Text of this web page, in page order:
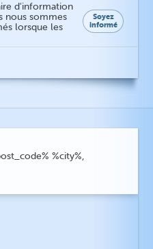
d'information
nous sommes
lorsque les
Soyez
informé
%city%,